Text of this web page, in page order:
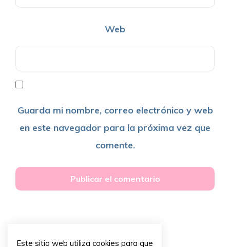
Web
Guarda mi nombre, correo electrónico y web
en este navegador para la próxima vez que
comente.
Este sitio web utiliza cookies para que